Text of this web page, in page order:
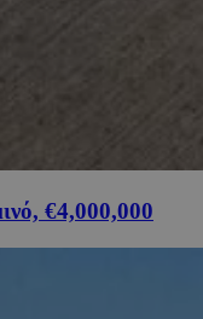
€4,000,000